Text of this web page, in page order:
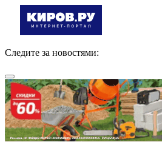
Следите за новостями: